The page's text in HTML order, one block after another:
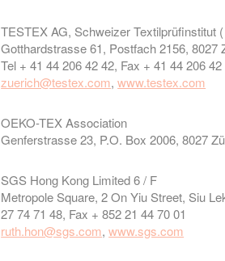
TESTEX AG, Schweizer Textilprüfinstitut
Gotthardstrasse 61, Postfach 2156, 8027
Tel + 41 44 206 42 42, Fax + 41 44 206 42
zuerich@testex.com,www.testex.com
OEKO-TEX Association
Genferstrasse 23, P.O. Box 2006, 8027
SGS Hong Kong Limited 6 / F
Metropole Square, 2 On Yiu Street, Siu
27 74 71 48, Fax + 852 21 44 70 01
ruth.hon@sgs.com,www.sgs.com